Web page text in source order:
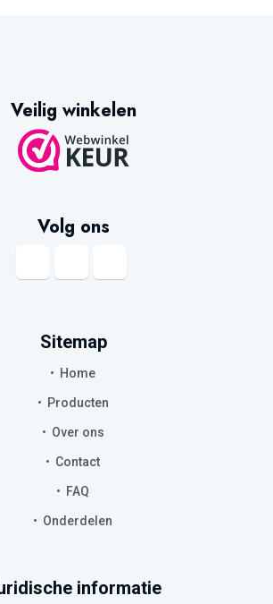
Veilig winkelen
Volg ons
Sitemap
Home
Producten
Over ons
Contact
FAQ
Onderdelen
informatie